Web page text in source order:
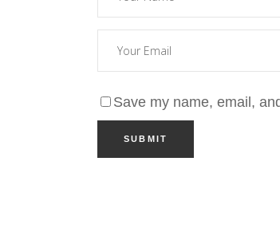
Save my name, email,